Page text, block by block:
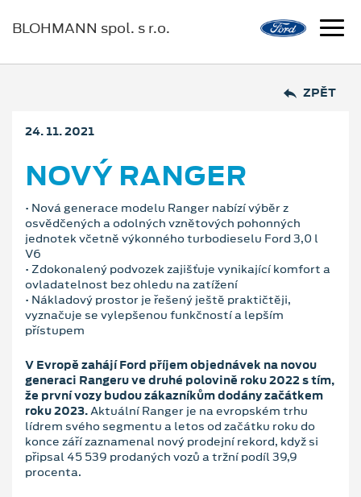
BLOHMANN spol. s r.o.
ZPĚT
24. 11. 2021
NOVÝ RANGER
• Nová generace modelu Ranger nabízí výběr z
osvědčených a odolných vznětových pohonných
jednotek včetně výkonného turbodieselu Ford 3,0 l
V6
• Zdokonalený podvozek zajišťuje vynikající komfort a
ovladatelnost bez ohledu na zatížení
• Nákladový prostor je řešený ještě praktičtěji,
vyznačuje se vylepšenou funkčností a lepším
přístupem
V Evropě zahájí Ford příjem objednávek na novou
generaci Rangeru ve druhé polovině roku 2022 s tím,
že první vozy budou zákazníkům dodány začátkem
roku 2023.Aktuální Ranger je na evropském trhu
lídrem svého segmentu a letos od začátku roku do
konce září zaznamenal nový prodejní rekord, když si
připsal 45 539 prodaných vozů a tržní podíl 39,9
procenta.